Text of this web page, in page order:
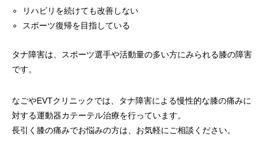
リハビリを続けても改善しない
スポーツ復帰を目指している
タナ障害は、スポーツ選手や活動量の多い方にみられる膝の障害
です。
なごやEVTクリニックでは、タナ障害による慢性的な膝の痛みに
対する運動器カテーテル治療を行っています。
長引く膝の痛みでお悩みの方は、お気軽にご相談ください。